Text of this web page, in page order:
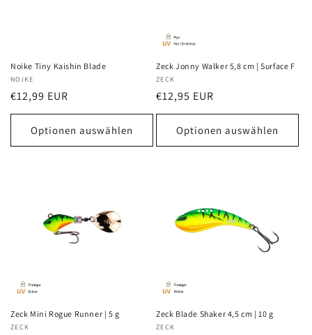
:
Noike Tiny Kaishin Blade
Anbieter:
NOIKE
Normaler
Preis
€12,99 EUR
Optionen auswählen
Zeck Jonny Walker 5,8 cm | Surface F
Anbieter:
ZECK
Normaler
Preis
€12,95 EUR
Optionen auswählen
Zeck Mini Rogue Runner | 5 g
Anbieter:
ZECK
Zeck Blade Shaker 4,5 cm | 10 g
Anbieter:
ZECK